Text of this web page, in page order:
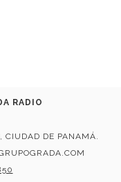
RADIO
CIUDAD DE PANAMÁ.